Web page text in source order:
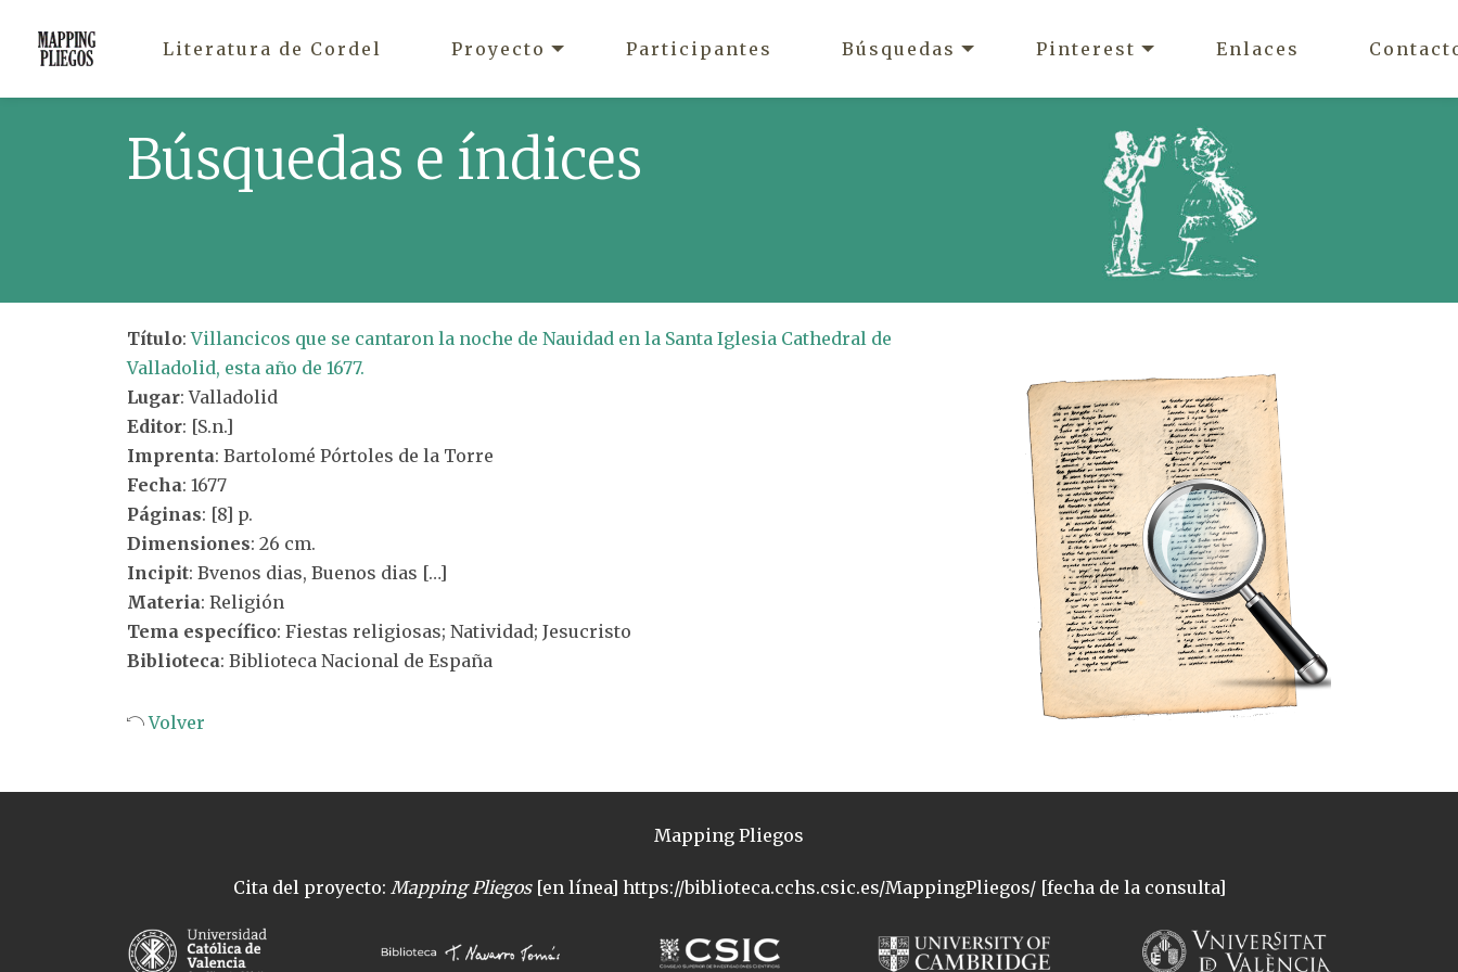
Literatura de Cordel Proyecto Participantes Búsquedas Pinterest Enlaces
Búsquedas e índices
Título:Villancicos que se cantaron la noche de Nauidad en la Santa Iglesia Cathedral de
Valladolid, esta año de 1677.
Lugar: Valladolid
Editor: [S.n.]
Imprenta: Bartolomé Pórtoles de la Torre
Fecha: 1677
Páginas: [8] p.
Dimensiones: 26 cm.
Incipit: Bvenos dias, Buenos dias […]
Materia: Religión
Tema específico: Fiestas religiosas; Natividad; Jesucristo
Biblioteca: Biblioteca Nacional de España
Volver
Mapping Pliegos
Cita del proyecto: Mapping Pliegos[en línea] https://biblioteca.cchs.csic.es/MappingPliegos/ [fecha de la consulta]